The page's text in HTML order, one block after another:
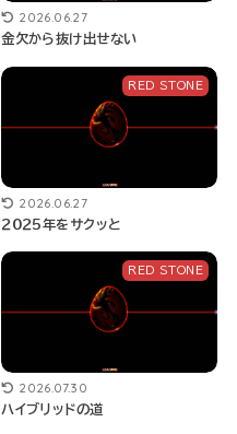
2026.06.27
金欠から抜け出せない
RED STONE
2026.06.27
２０２５年をサクッと
RED STONE
2026.07.30
ハイブリッドの道